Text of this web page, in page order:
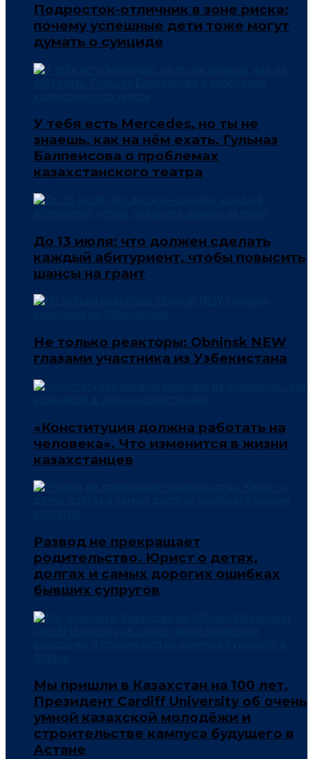
Подросток-отличник в зоне риска:
почему успешные дети тоже могут
думать о суициде
У тебя есть Mercedes, но ты не
знаешь, как на нём ехать. Гульназ
Балпеисова о проблемах
казахстанского театра
До 13 июля: что должен сделать
каждый абитуриент, чтобы повысить
шансы на грант
Не только реакторы: Obninsk NEW
глазами участника из Узбекистана
«Конституция должна работать на
человека». Что изменится в жизни
казахстанцев
Развод не прекращает
родительство. Юрист о детях,
долгах и самых дорогих ошибках
бывших супругов
Мы пришли в Казахстан на 100 лет.
Президент Cardiff University об очень
умной казахской молодёжи и
строительстве кампуса будущего в
Астане